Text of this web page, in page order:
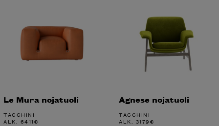
Le Mura nojatuoli
TACCHINI
ALK. 6411€
Agnese nojatuoli
TACCHINI
ALK. 3179€